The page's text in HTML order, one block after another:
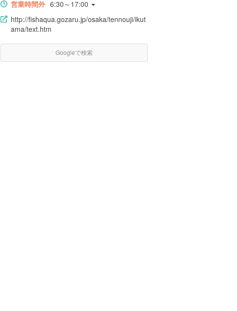
営業時間外 6:30～17:00
http://fishaqua.gozaru.jp/osaka/tennouji/ikut
ama/text.htm
Googleで検索